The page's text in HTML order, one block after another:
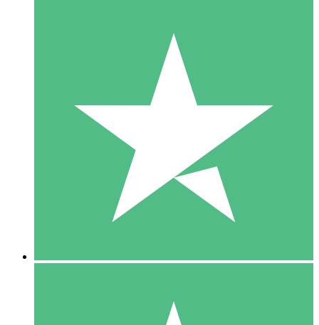
Individuella Kreditpaket
Betala per användning med nedladdningskrediter. Inget
1 Nedladdningar
10 00
10 Nedladdningar